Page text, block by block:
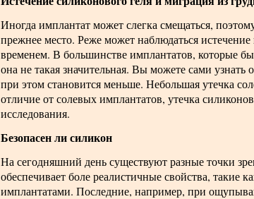
Иногда имплантат может слегка смещаться,
прежнее место. Реже может наблюдаться
временем. В большинстве имплантатов, которые
она не такая значительная. Вы можете сами
при этом становится меньше. Небольшая утечка
отличие от солевых имплантатов, утечка
исследования.
Безопасен ли силикон
На сегодняшний день существуют разные точки
обеспечивает боле реалистичные свойства,
имплантатами. Последние, например, при